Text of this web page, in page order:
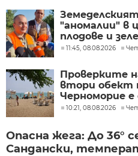
"аномалии" в
плодове и
11:45, 08.08.2026
Проверките
втори
Черноморие
10:21, 08.08.2026
Опасна жега: До 36°
Сандански,